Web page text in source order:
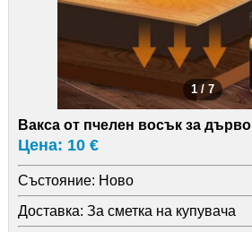
1 / 7
Вакса от пчелен восък за дърво
Цена: 10 €
Състояние: Ново
Доставка: За сметка на купувача